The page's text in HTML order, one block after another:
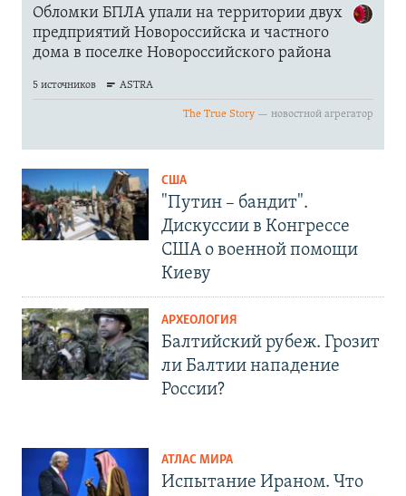
США
"Путин – бандит".
Дискуссии в Конгрессе
США о военной помощи
Киеву
АРХЕОЛОГИЯ
Балтийский рубеж. Грозит
ли Балтии нападение
России?
АТЛАС МИРА
Испытание Ираном. Что